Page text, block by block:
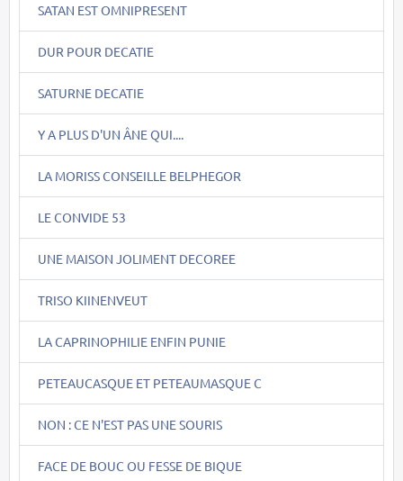
SATAN EST OMNIPRESENT
DUR POUR DECATIE
SATURNE DECATIE
Y A PLUS D'UN ÂNE QUI....
LA MORISS CONSEILLE BELPHEGOR
LE CONVIDE 53
UNE MAISON JOLIMENT DECOREE
TRISO KIINENVEUT
LA CAPRINOPHILIE ENFIN PUNIE
PETEAUCASQUE ET PETEAUMASQUE C
NON : CE N'EST PAS UNE SOURIS
FACE DE BOUC OU FESSE DE BIQUE